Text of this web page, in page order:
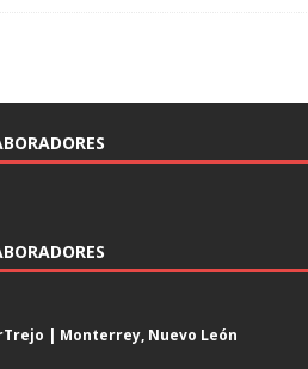
| Monterrey, Nuevo León